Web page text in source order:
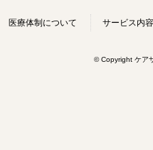
医療体制について サービス内容
© Copyright ケア